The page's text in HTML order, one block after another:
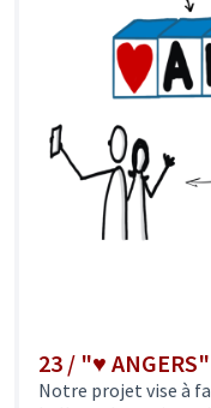
23 / "♥
Notre projet vise à